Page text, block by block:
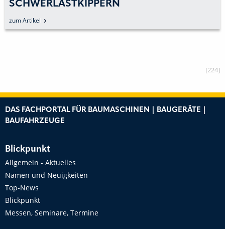
SCHWERLASTKIPPERN
zum Artikel
[224]
DAS FACHPORTAL FÜR BAUMASCHINEN | BAUGERÄTE |
BAUFAHRZEUGE
Blickpunkt
Allgemein - Aktuelles
Namen und Neuigkeiten
Top-News
Blickpunkt
Messen, Seminare, Termine